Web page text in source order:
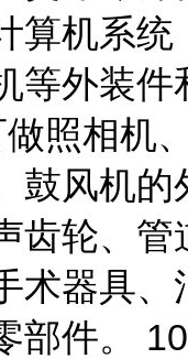
算机系统
等外装件
照相机
鼓风机的
齿轮、管
术器具、
部件。